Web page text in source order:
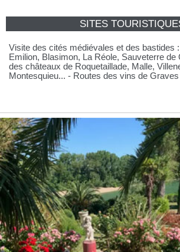
SITES
Visite des cités médiévales et des bastides
Emilion, Blasimon, La Réole, Sauveterre de
des châteaux de Roquetaillade, Malle,
Montesquieu... - Routes des vins de